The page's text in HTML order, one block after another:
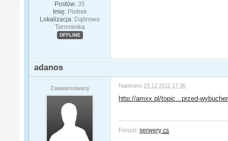
Postów: 35
Imię: Piotrek
Lokalizacja: Dąbrowa
Tarnowska
OFFLINE
adanos
Zaawansowany Napisano 23.12.2011 17:36
http://amxx.pl/topic...przed-
Forum:serwerycs